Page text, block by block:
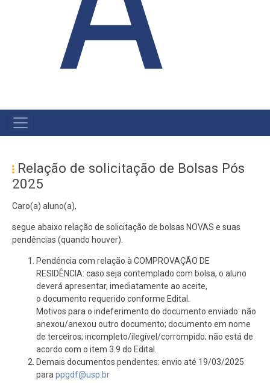
MAIN
Relação de solicitação de Bolsas Pós
2025
Caro(a) aluno(a),
segue abaixo relação de solicitação de bolsas NOVAS e suas
pendências (quando houver).
Pendência com relação à COMPROVAÇÃO DE
RESIDÊNCIA: caso seja contemplado com bolsa, o aluno
deverá apresentar, imediatamente ao aceite,
o documento requerido conforme Edital.
Motivos para o indeferimento do documento enviado: não
anexou/anexou outro documento; documento em nome
de terceiros; incompleto/ilegível/corrompido; não está de
acordo com o item 3.9 do Edital.
Demais documentos pendentes: envio até 19/03/2025
parappgdf@usp.br